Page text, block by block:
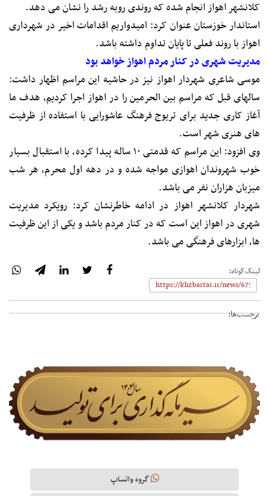
کلانشهر اهواز انجام شده که روندی روبه رشد را نشان می دهد.
استاندار خوزستان عنوان کرد: امیدواریم اقدامات اخیر در شهرداری
اهواز با روند فعلی تا پایان تداوم داشته باشد.
مدیریت شهری در کنار مردم اهواز خواهد بود
موسی شاعری شهردار اهواز نیز در حاشیه این مراسم اظهار داشت:
سالهای قبل که مراسم بین الحرمین را در اهواز اجرا کردیم، هدف ما
آغاز کاری جدید برای تریوج فرهنگ عاشورایی با استفاده از ظرفیت
های هنری شهر است.
وی افزود: این مراسم که قدمتی ۱۰ ساله پیدا کرده، با استقبال بسیار
خوب شهروندان اهوازی مواجه شده و در دهه اول محرم، هر شب
میزبان هزاران نفر می باشد.
شهردار کلانشهر اهواز در ادامه خاطرنشان کرد: رویکرد مدیریت
شهری در اهواز این است که در کنار مردم باشد و یکی از این ظرفیت
ها، ابزارهای فرهنگی می باشد.
لینک‌کوتاه:
برچسب‌ها:
گروه واتساپ